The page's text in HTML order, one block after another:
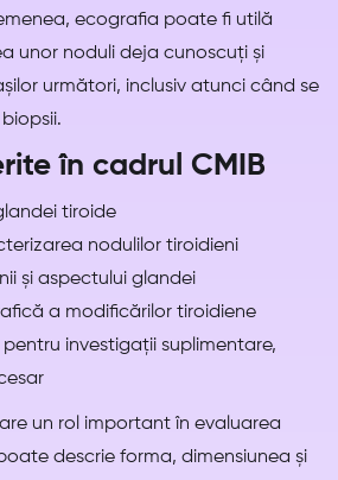
ecografia poate fi utilă
unor noduli deja cunoscuți și
următori, inclusiv atunci când se
în cadrul CMIB
tiroide
nodulilor tiroidieni
și aspectului glandei
a modificărilor tiroidiene
investigații suplimentare,
un rol important în evaluarea
descrie forma, dimensiunea și